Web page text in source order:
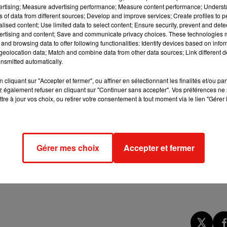
des activités chirurgicales et médicales (y
l'être », en préservant« pour l'instant »certaines
, lapédiatrieet lanéphrologie.
et ouvrir de nouveaux lits pour accueillir de
janvier/début février »
plusieurs semaines ». Les Hôpitaux de Paris (AP-HP)
l'activité programmée de la semaine prochaine aux prises
le maintien dans la mesure du possible des activités
tensions extrêmement fortes », comme en attestent les
au Samu « considérablement plus élevé que d'habitude »
d'urgence régulièrement au-dessus de 100 le matin »
Measure advertising performance; Measure content performance;
of data from different sources; Develop and improve services; Create profiles to
content; Use limited data to select content; Ensure security, prevent and
and content; Save and communicate privacy choices. These technologies
browsing data to offer following functionalities: Identify devices based on
data; Match and combine data from other data sources; Link different
automatically.
cliquant sur "Accepter et fermer", ou affiner en sélectionnant les finalités et/ou
également refuser en cliquant sur "Continuer sans accepter". Vos préférences
à jour vos choix, ou retirer votre consentement à tout moment via le lien
Gérer mes choix Accepter et fermer